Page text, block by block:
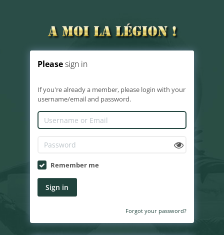
Pleasesign in
If you're already a member, please login with your
username/email and password.
Remember me
Sign in
Forgot your password?